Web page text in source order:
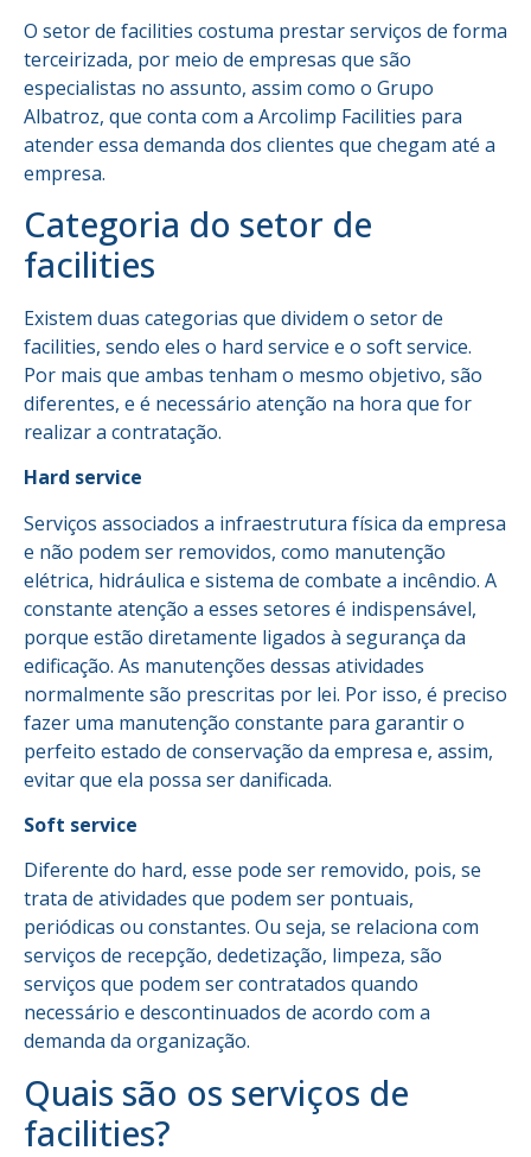
O setor de facilities costuma prestar serviços de forma
terceirizada, por meio de empresas que são
especialistas no assunto, assim como o Grupo
Albatroz, que conta com a Arcolimp Facilities para
atender essa demanda dos clientes que chegam até a
empresa.
Categoria do setor de
facilities
Existem duas categorias que dividem o setor de
facilities, sendo eles o hard service e o soft service.
Por mais que ambas tenham o mesmo objetivo, são
diferentes, e é necessário atenção na hora que for
realizar a contratação.
Hard service
Serviços associados a infraestrutura física da empresa
e não podem ser removidos, como manutenção
elétrica, hidráulica e sistema de combate a incêndio. A
constante atenção a esses setores é indispensável,
porque estão diretamente ligados à segurança da
edificação. As manutenções dessas atividades
normalmente são prescritas por lei. Por isso, é preciso
fazer uma manutenção constante para garantir o
perfeito estado de conservação da empresa e, assim,
evitar que ela possa ser danificada.
Soft service
Diferente do hard, esse pode ser removido, pois, se
trata de atividades que podem ser pontuais,
periódicas ou constantes. Ou seja, se relaciona com
serviços de recepção, dedetização, limpeza, são
serviços que podem ser contratados quando
necessário e descontinuados de acordo com a
demanda da organização.
Quais são os serviços de
facilities?